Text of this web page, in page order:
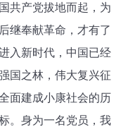
共产党拔地而起，为
继奉献革命，才有了
入新时代，中国已经
国之林，伟大复兴征
面建成小康社会的历
。身为一名党员，我